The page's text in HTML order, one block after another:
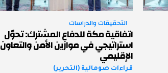
التحقيقات والدراسات
اتفاقية مكة للدفاع المشترك: تحوّل
استراتيجي في موازين الأمن والتعاون
الإقليمي
قراءات صومالية (التحرير)